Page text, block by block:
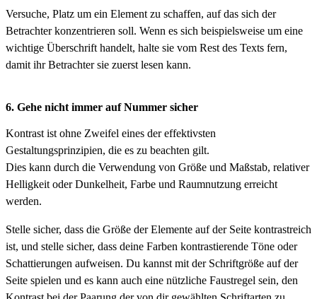
Versuche, Platz um ein Element zu schaffen, auf das sich der
Betrachter konzentrieren soll. Wenn es sich beispielsweise um eine
wichtige Überschrift handelt, halte sie vom Rest des Texts fern,
damit ihr Betrachter sie zuerst lesen kann.
6. Gehe nicht immer auf Nummer sicher
Kontrast ist ohne Zweifel eines der effektivsten
Gestaltungsprinzipien, die es zu beachten gilt.
Dies kann durch die Verwendung von Größe und Maßstab, relativer
Helligkeit oder Dunkelheit, Farbe und Raumnutzung erreicht
werden.
Stelle sicher, dass die Größe der Elemente auf der Seite kontrastreich
ist, und stelle sicher, dass deine Farben kontrastierende Töne oder
Schattierungen aufweisen. Du kannst mit der Schriftgröße auf der
Seite spielen und es kann auch eine nützliche Faustregel sein, den